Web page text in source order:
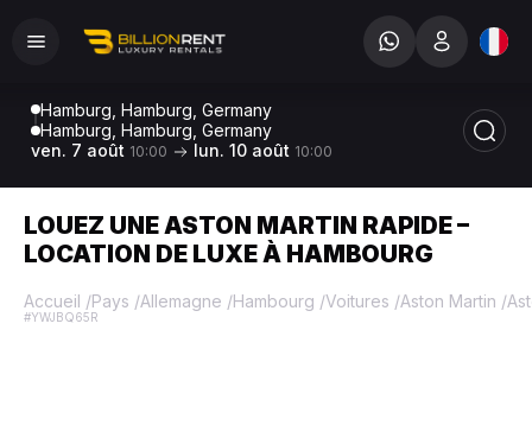
Hamburg, Hamburg, Germany
Hamburg, Hamburg, Germany
ven. 7 août 10:00 lun. 10 août 10:00
LOUEZ UNE ASTON MARTIN RAPIDE –
LOCATION DE LUXE À HAMBOURG
Accueil /Pays /Allemagne /Hambourg /Voitures /Aston Martin /
#YWJBQ65R